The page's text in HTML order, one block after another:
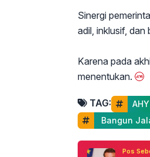
Sinergi
adil, inklusif, dan
Karena pada
menentukan.
TAG: AHY
Bangun
Pos